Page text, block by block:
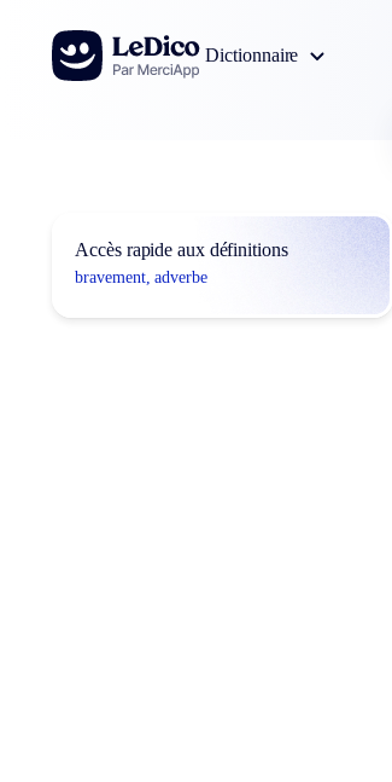
Aller au contenu
Dictionnaire
Accès rapide aux définitions
bravement, adverbe